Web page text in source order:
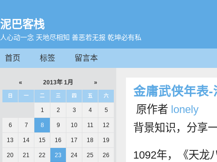
泥巴客栈
人心动一念 天地尽相知 善恶若无报 乾坤必有私
首页 标签 留言本
金庸武侠年表-
原作者 lonely
背景知识，分享
1092年，《天龙
« 2013年 1月 »
日 一 二 三 四 五 六
1 2 3 4 5
6 7 8 9 10 11 12
13 14 15 16 17 18 19
20 21 22 23 24 25 26